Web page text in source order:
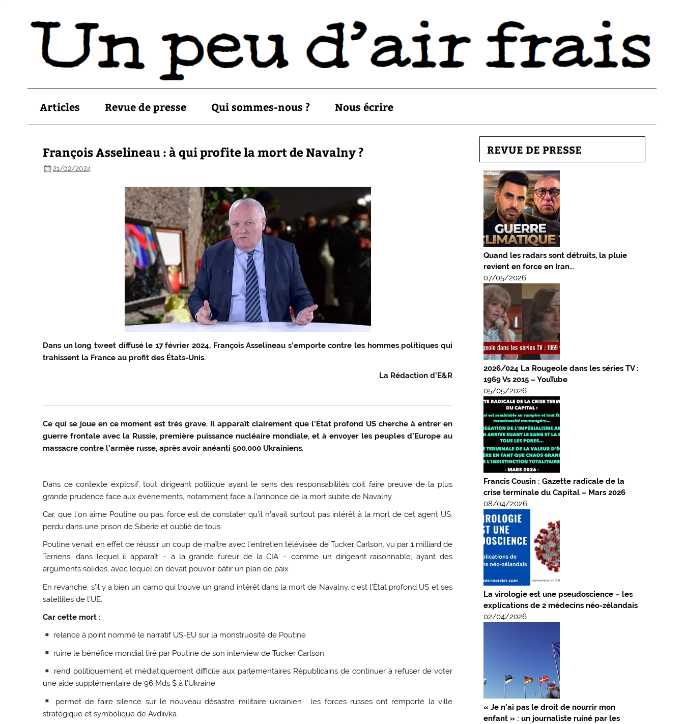
Articles Revue de presse Qui sommes-nous ? Nous écrire
François Asselineau : à qui profite la mort de Navalny ?
21/02/2024
Dans un long tweet diffusé le 17 février 2024, François Asselineau s’emporte contre les hommes politiques qui
trahissent la France au profit des États-Unis.
La Rédaction d’E&R
Ce qui se joue en ce moment est très grave. Il apparaît clairement que l’État profond US cherche à entrer en
guerre frontale avec la Russie, première puissance nucléaire mondiale, et à envoyer les peuples d’Europe au
massacre contre l’armée russe, après avoir anéanti 500.000 Ukrainiens.
Dans ce contexte explosif, tout dirigeant politique ayant le sens des responsabilités doit faire preuve de la plus
grande prudence face aux événements, notamment face à l’annonce de la mort subite de Navalny.
Car, que l’on aime Poutine ou pas, force est de constater qu’il n’avait surtout pas intérêt à la mort de cet agent US,
perdu dans une prison de Sibérie et oublié de tous.
Poutine venait en effet de réussir un coup de maître avec l’entretien télévisée de Tucker Carlson, vu par 1 milliard de
Terriens, dans lequel il apparaît – à la grande fureur de la CIA – comme un dirigeant raisonnable, ayant des
arguments solides, avec lequel on devait pouvoir bâtir un plan de paix.
En revanche, s’il y a bien un camp qui trouve un grand intérêt dans la mort de Navalny, c’est l’État profond US et ses
satellites de l’UE.
Car cette mort :
relance à point nommé le narratif US-EU sur la monstruosité de Poutine
ruine le bénéfice mondial tiré par Poutine de son interview de Tucker Carlson
rend politiquement et médiatiquement difficile aux parlementaires Républicains de continuer à refuser de voter
une aide supplémentaire de 96 Mds $ à l’Ukraine
permet de faire silence sur le nouveau désastre militaire ukrainien : les forces russes ont remporté la ville
stratégique et symbolique de Avdiivka.
REVUE DE PRESSE
Quand les radars sont détruits, la pluie
revient en force en Iran…
07/05/2026
2026/024 La Rougeole dans les séries TV :
1969 Vs 2015 – YouTube
05/05/2026
Francis Cousin : Gazette radicale de la
crise terminale du Capital – Mars 2026
08/04/2026
La virologie est une pseudoscience – les
explications de 2 médecins néo-zélandais
02/04/2026
« Je n’ai pas le droit de nourrir mon
enfant » : un journaliste ruiné par les